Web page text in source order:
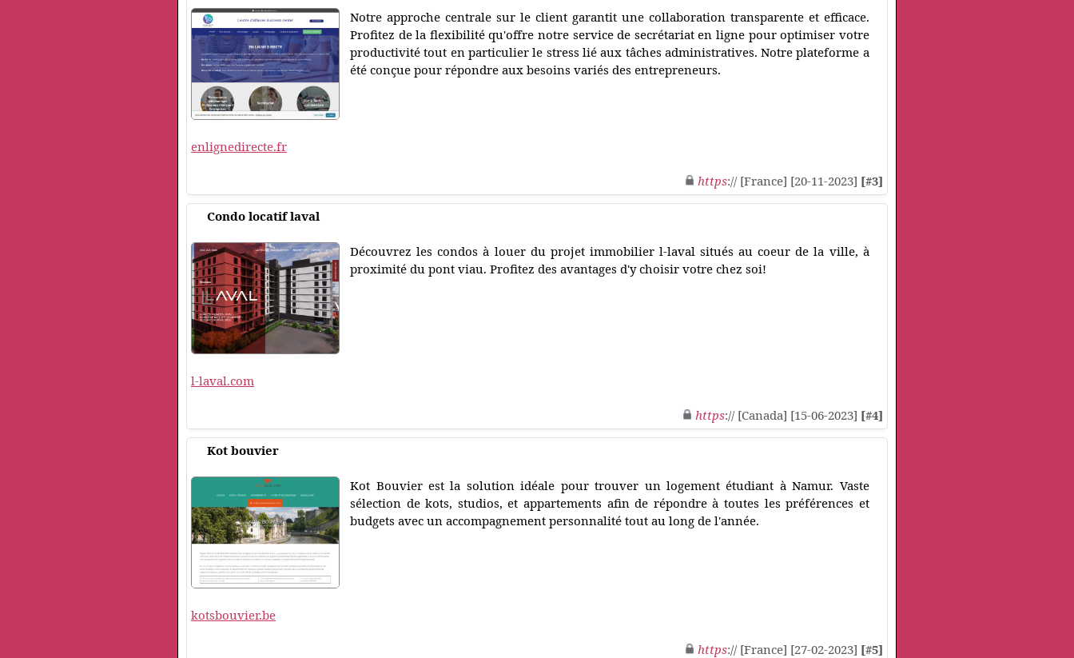
Notre approche centrale sur le client garantit une collaboration transparente et efficace.
Profitez de la flexibilité qu'offre notre service de secrétariat en ligne pour optimiser votre
productivité tout en particulier le stress lié aux tâches administratives. Notre plateforme a
été conçue pour répondre aux besoins variés des entrepreneurs.
enlignedirecte.fr
https:// [France] [20-11-2023] [#3]
Condo locatif laval
Découvrez les condos à louer du projet immobilier l-laval situés au coeur de la ville, à
proximité du pont viau. Profitez des avantages d'y choisir votre chez soi!
l-laval.com
https:// [Canada] [15-06-2023] [#4]
Kot bouvier
Kot Bouvier est la solution idéale pour trouver un logement étudiant à Namur. Vaste
sélection de kots, studios, et appartements afin de répondre à toutes les préférences et
budgets avec un accompagnement personnalité tout au long de l'année.
kotsbouvier.be
https:// [France] [27-02-2023] [#5]